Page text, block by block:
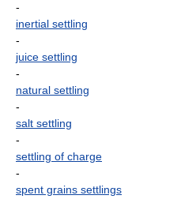
-
inertial settling
-
juice settling
-
natural settling
-
salt settling
-
settling of charge
-
spent grains settlings